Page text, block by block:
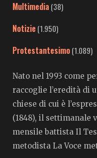
Multimedia (38)
Notizie (1.950)
Protestantesimo(1.089)
Nato nel 1993 come
raccoglie l’eredità di
chiese di cui è
(1848), il settimanale
mensile battista Il
metodista La Voce